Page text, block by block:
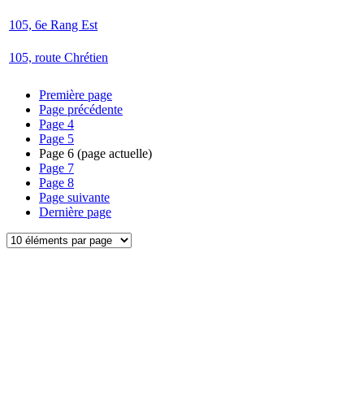
105, 6e Rang Est
105, route Chrétien
Première page
Page précédente
Page 4
Page 5
Page 6 (page actuelle)
Page 7
Page 8
Page suivante
Dernière page